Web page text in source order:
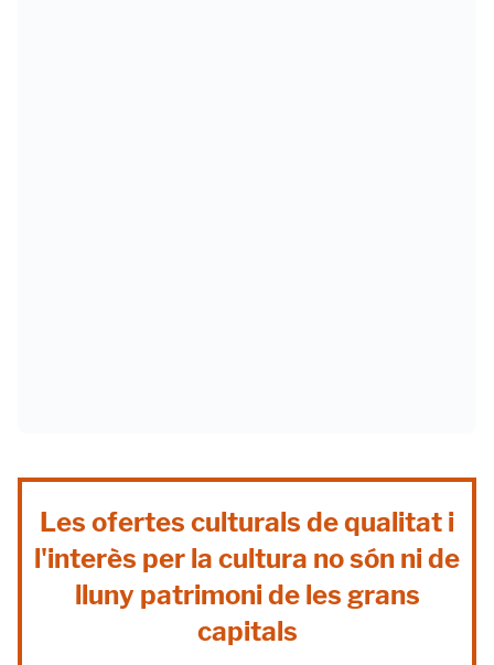
Les ofertes culturals de qualitat i
l'interès per la cultura no són ni de
lluny patrimoni de les grans
capitals